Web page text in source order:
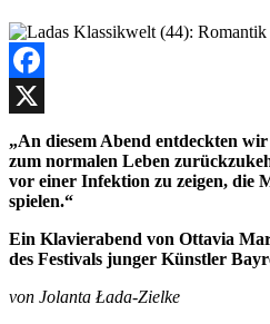
Facebook
„An diesem Abend entdeckten
zum normalen Leben
vor einer Infektion zu zeigen, die
spielen.“
Ein Klavierabend von Ottavia
des Festivals junger Künstler
von Jolanta Łada-Zielke